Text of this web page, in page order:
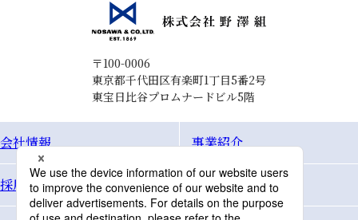
〒100-0006
東京都千代田区有楽町1丁目5番2号
東宝日比谷プロムナードビル5階
会社情報 事業紹介
採用情報 Topics